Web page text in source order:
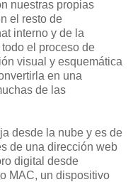
nuestras propias
el resto de
interno y de la
el proceso de
visual y esquemática
en una
de las
desde la nube y es de
de una dirección web
digital desde
MAC, un dispositivo